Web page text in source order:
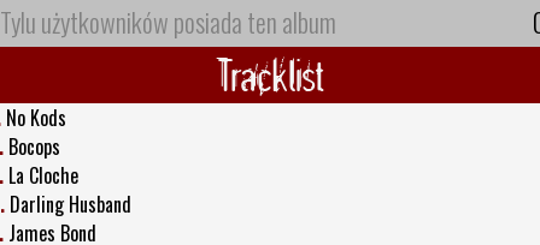
Tylu użytkowników posiada ten album
Tracklist
No Kods
Bocops
La Cloche
Darling Husband
James Bond